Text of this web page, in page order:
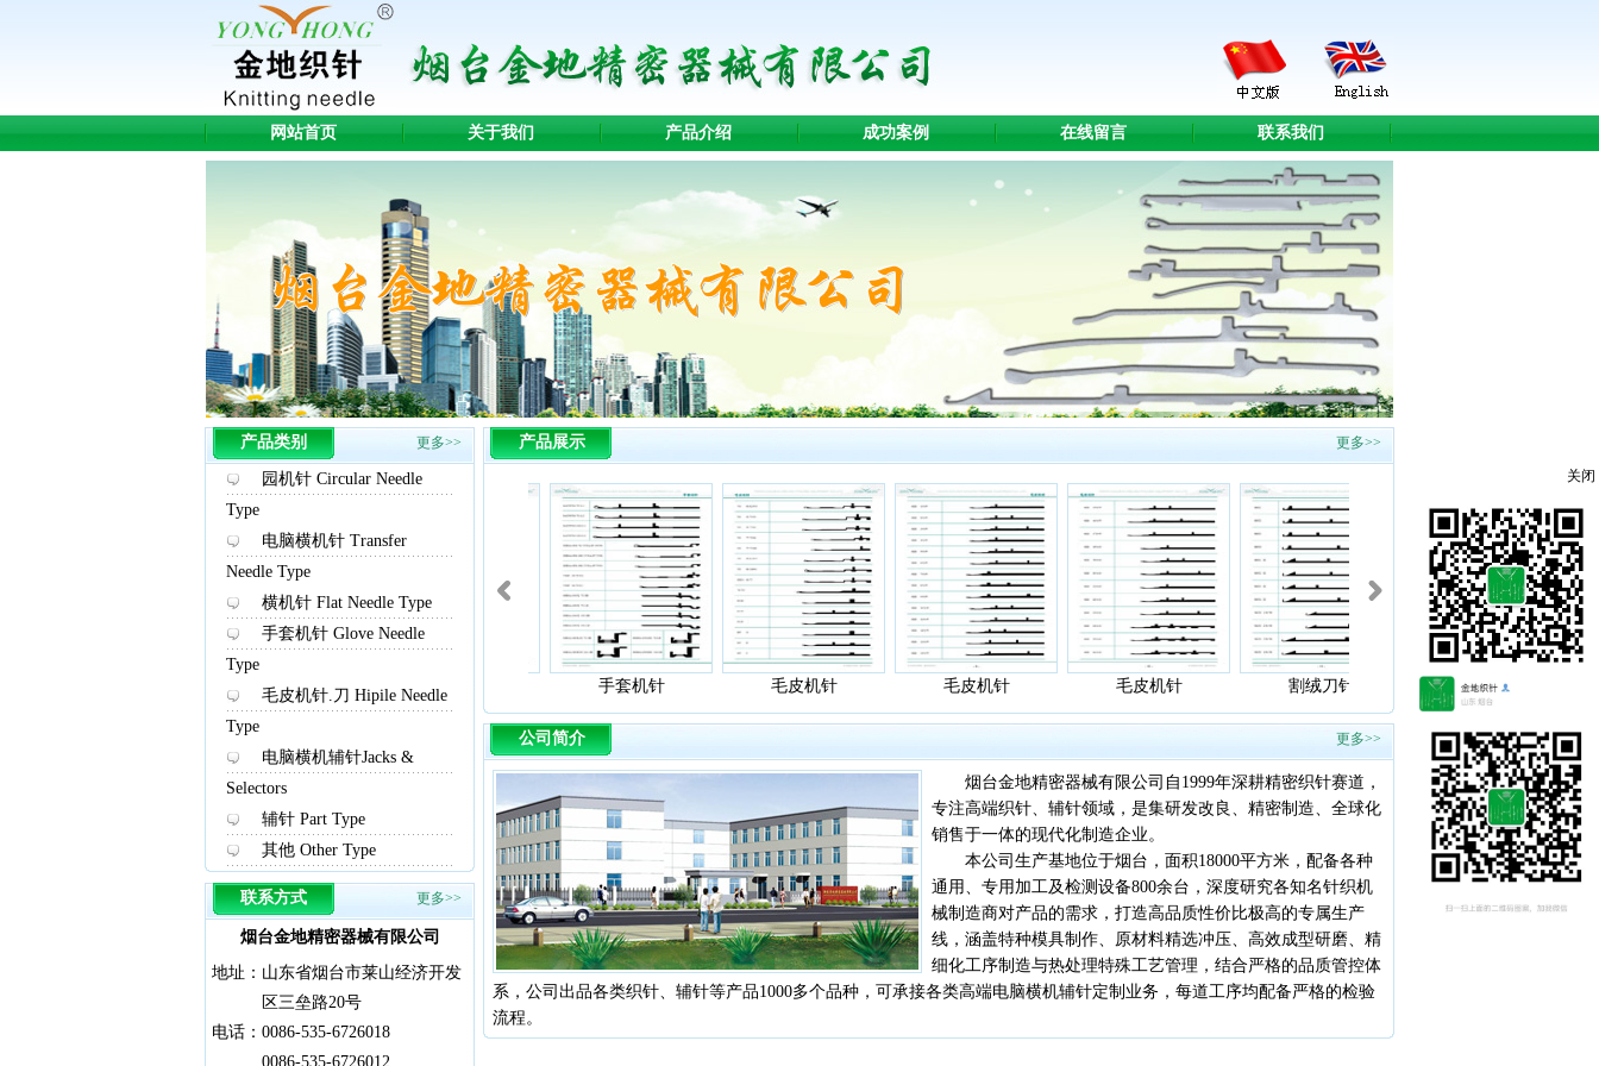
关闭
网站首页 关于我们 产品介绍 成功案例 在线留言 联系我们 .
产品类别 更多>>
园机针 Circular Needle
Type
电脑横机针 Transfer
Needle Type
横机针 Flat Needle Type
手套机针 Glove Needle
Type
毛皮机针.刀 Hipile Needle
Type
电脑横机辅针Jacks &
Selectors
辅针 Part Type
其他 Other Type
联系方式 更多>>
烟台金地精密器械有限公司
地址： 山东省烟台市莱山经济开发
区三垒路20号
电话： 0086-535-6726018
0086-535-6726012
产品展示 更多>>
电脑横机针 横机针 手套机针 毛皮机针 毛皮机针 毛皮机针 割绒刀针 割绒刀针
公司简介 更多>>
烟台金地精密器械有限公司自1999年深耕精密织针赛道，
专注高端织针、辅针领域，是集研发改良、精密制造、全球化
销售于一体的现代化制造企业。
本公司生产基地位于烟台，面积18000平方米，配备各种
通用、专用加工及检测设备800余台，深度研究各知名针织机
械制造商对产品的需求，打造高品质性价比极高的专属生产
线，涵盖特种模具制作、原材料精选冲压、高效成型研磨、精
细化工序制造与热处理特殊工艺管理，结合严格的品质管控体
系，公司出品各类织针、辅针等产品1000多个品种，可承接各类高端电脑横机辅针定制业务，每道工序均配备严格的检验
流程。